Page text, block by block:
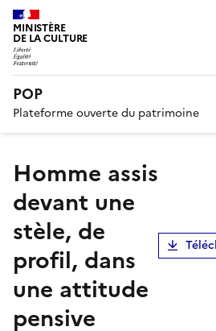
MINISTÈRE
DE LA CULTURE
POP
Plateforme ouverte du patrimoine
Homme assis
devant une
stèle, de
profil, dans
une attitude
pensive